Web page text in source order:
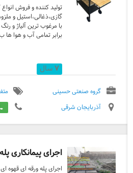
تولید کننده و فروش انواع
گازی،ذغالی،استیل و
با مرغوب ترین آلیاژ و رنگ
برابر تمامی آب و هوا ها ب…
سال
گروه صنعتی حسینی
آذربایجان شرقی
اجرای پیمانکاری پله
اجرای پله ورقه ای قهوه ای